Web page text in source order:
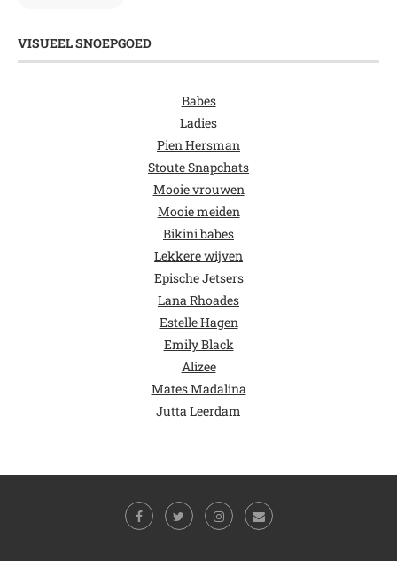
VISUEEL SNOEPGOED
Babes
Ladies
Pien Hersman
Stoute Snapchats
Mooie vrouwen
Mooie meiden
Bikini babes
Lekkere wijven
Epische Jetsers
Lana Rhoades
Estelle Hagen
Emily Black
Alizee
Mates Madalina
Jutta Leerdam